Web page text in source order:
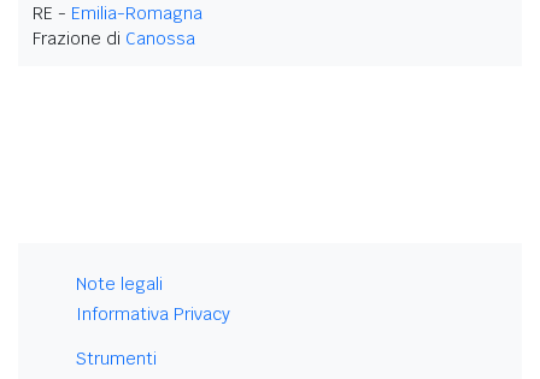
RE - Emilia-Romagna
Frazione di Canossa
Note legali
Informativa Privacy
Strumenti